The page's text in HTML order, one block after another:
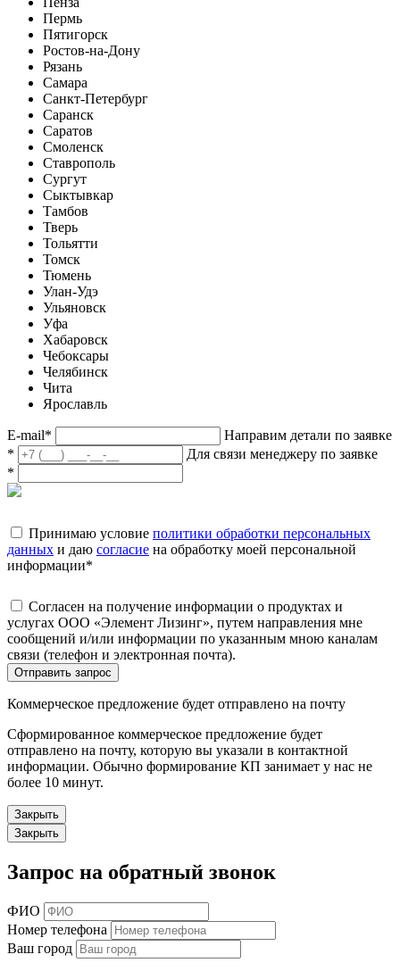
Пермь
Пятигорск
Ростов-на-Дону
Рязань
Самара
Санкт-Петербург
Саранск
Саратов
Смоленск
Ставрополь
Сургут
Сыктывкар
Тамбов
Тверь
Тольятти
Томск
Тюмень
Улан-Удэ
Ульяновск
Уфа
Хабаровск
Чебоксары
Челябинск
Чита
Ярославль
E-mail*
Направим детали по заявке
*
Для связи менеджеру по заявке
*
Принимаю условие политики обработки персональных
данных и даю согласие на обработку моей персональной
информации*
Согласен на получение информации о продуктах и
услугах ООО «Элемент Лизинг», путем направления мне
сообщений и/или информации по указанным мною каналам
связи (телефон и электронная почта).
Отправить запрос
Коммерческое предложение будет отправлено на почту
Сформированное коммерческое предложение будет
отправлено на почту, которую вы указали в контактной
информации. Обычно формирование КП занимает у нас не
более 10 минут.
Закрыть
Закрыть
Запрос на обратный звонок
ФИО
Номер телефона
Ваш город